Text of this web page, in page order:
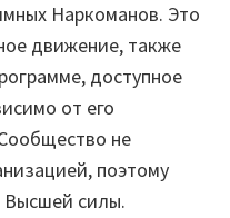
Наркоманов. Это
движение, также
доступное
от его
не
поэтому
силы.